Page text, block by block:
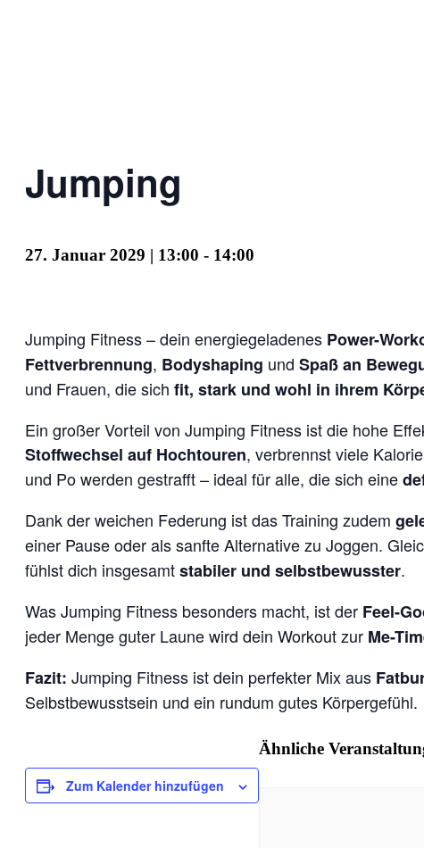
Jumping
27. Januar 2029 | 13:00 - 14:00
Jumping Fitness – dein energiegeladenes Power-
Fettverbrennung, Bodyshaping und Spaß an
und Frauen, die sich fit, stark und wohl in ihrem
Ein großer Vorteil von Jumping Fitness ist die hohe
Stoffwechsel auf Hochtouren, verbrennst viele
und Po werden gestrafft – ideal für alle, die sich eine
Dank der weichen Federung ist das Training zudem
einer Pause oder als sanfte Alternative zu Joggen.
fühlst dich insgesamtstabiler und selbstbewusster.
Was Jumping Fitness besonders macht, ist der Feel-
jeder Menge guter Laune wird dein Workout zur Me-
Fazit: Jumping Fitness ist dein perfekter Mix aus
Selbstbewusstsein und ein rundum gutes Körpergefühl.
Zum Kalender hinzufügen
Ähnliche